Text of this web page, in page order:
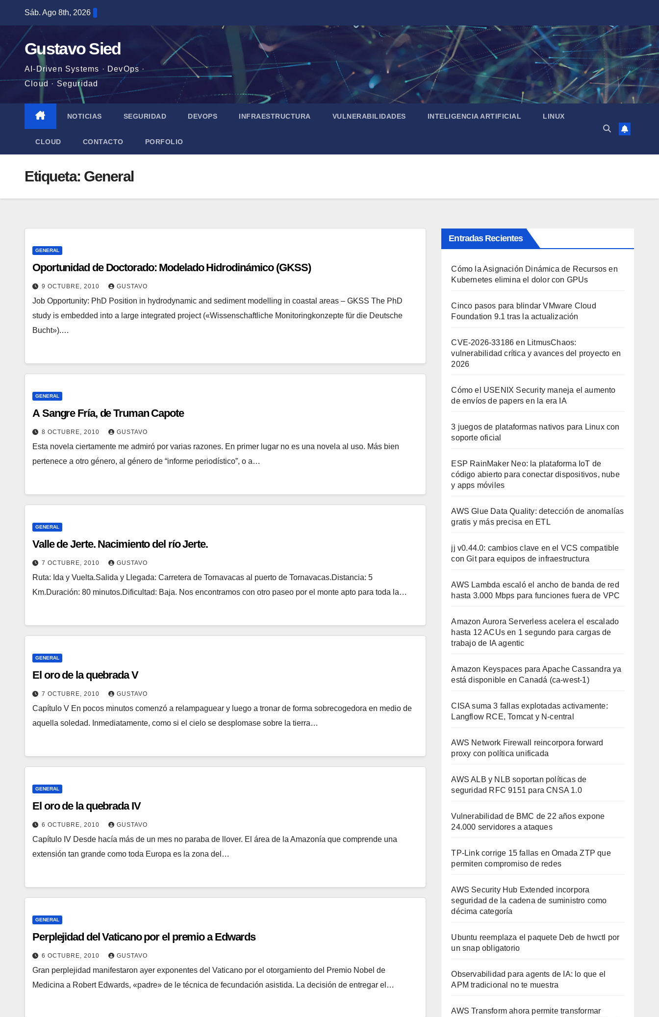
contenido
Sáb. Ago 8th, 2026
Gustavo Sied
AI-Driven Systems · DevOps ·
Cloud · Seguridad
NOTICIAS SEGURIDAD DEVOPS INFRAESTRUCTURA VULNERABILIDADES INTELIGENCIA ARTIFICIAL LINUX
CLOUD CONTACTO PORFOLIO
Etiqueta: General
GENERAL
Oportunidad de Doctorado: Modelado Hidrodinámico (GKSS)
9 OCTUBRE, 2010 GUSTAVO
Job Opportunity: PhD Position in hydrodynamic and sediment modelling in coastal areas – GKSS The PhD
study is embedded into a large integrated project («Wissenschaftliche Monitoringkonzepte für die Deutsche
Bucht»).…
GENERAL
A Sangre Fría, de Truman Capote
8 OCTUBRE, 2010 GUSTAVO
Esta novela ciertamente me admiró por varias razones. En primer lugar no es una novela al uso. Más bien
pertenece a otro género, al género de “informe periodístico”, o a…
GENERAL
Valle de Jerte. Nacimiento del río Jerte.
7 OCTUBRE, 2010 GUSTAVO
Ruta: Ida y Vuelta.Salida y Llegada: Carretera de Tornavacas al puerto de Tornavacas.Distancia: 5
Km.Duración: 80 minutos.Dificultad: Baja. Nos encontramos con otro paseo por el monte apto para toda la…
GENERAL
El oro de la quebrada V
7 OCTUBRE, 2010 GUSTAVO
Capítulo V En pocos minutos comenzó a relampaguear y luego a tronar de forma sobrecogedora en medio de
aquella soledad. Inmediatamente, como si el cielo se desplomase sobre la tierra…
GENERAL
El oro de la quebrada IV
6 OCTUBRE, 2010 GUSTAVO
Capítulo IV Desde hacía más de un mes no paraba de llover. El área de la Amazonía que comprende una
extensión tan grande como toda Europa es la zona del…
GENERAL
Perplejidad del Vaticano por el premio a Edwards
6 OCTUBRE, 2010 GUSTAVO
Gran perplejidad manifestaron ayer exponentes del Vaticano por el otorgamiento del Premio Nobel de
Medicina a Robert Edwards, «padre» de le técnica de fecundación asistida. La decisión de entregar el…
Entradas Recientes
Cómo la Asignación Dinámica de Recursos en
Kubernetes elimina el dolor con GPUs
Cinco pasos para blindar VMware Cloud
Foundation 9.1 tras la actualización
CVE-2026-33186 en LitmusChaos:
vulnerabilidad crítica y avances del proyecto en
2026
Cómo el USENIX Security maneja el aumento
de envíos de papers en la era IA
3 juegos de plataformas nativos para Linux con
soporte oficial
ESP RainMaker Neo: la plataforma IoT de
código abierto para conectar dispositivos, nube
y apps móviles
AWS Glue Data Quality: detección de anomalías
gratis y más precisa en ETL
jj v0.44.0: cambios clave en el VCS compatible
con Git para equipos de infraestructura
AWS Lambda escaló el ancho de banda de red
hasta 3.000 Mbps para funciones fuera de VPC
Amazon Aurora Serverless acelera el escalado
hasta 12 ACUs en 1 segundo para cargas de
trabajo de IA agentic
Amazon Keyspaces para Apache Cassandra ya
está disponible en Canadá (ca-west-1)
CISA suma 3 fallas explotadas activamente:
Langflow RCE, Tomcat y N-central
AWS Network Firewall reincorpora forward
proxy con política unificada
AWS ALB y NLB soportan políticas de
seguridad RFC 9151 para CNSA 1.0
Vulnerabilidad de BMC de 22 años expone
24.000 servidores a ataques
TP-Link corrige 15 fallas en Omada ZTP que
permiten compromiso de redes
AWS Security Hub Extended incorpora
seguridad de la cadena de suministro como
décima categoría
Ubuntu reemplaza el paquete Deb de hwctl por
un snap obligatorio
Observabilidad para agents de IA: lo que el
APM tradicional no te muestra
AWS Transform ahora permite transformar